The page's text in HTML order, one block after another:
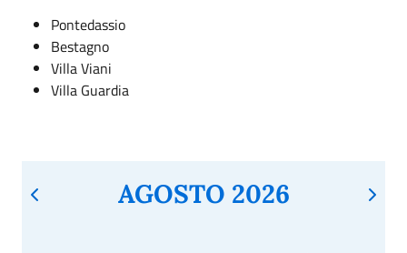
Pontedassio
Bestagno
Villa Viani
Villa Guardia
AGOSTO 2026